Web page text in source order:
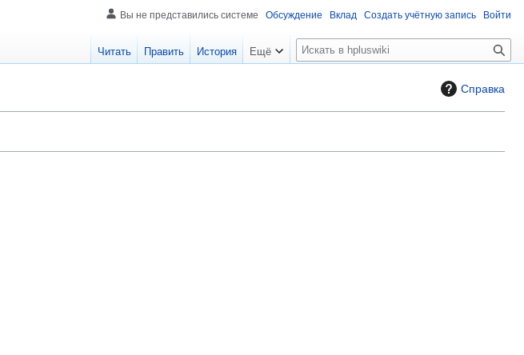
Справка
Вы не представились системе Обсуждение Вклад Создать учётную запись Войти
Читать Править История Ещё
П
о
к